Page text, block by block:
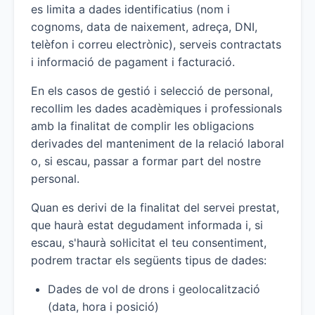
es limita a dades identificatius (nom i
cognoms, data de naixement, adreça, DNI,
telèfon i correu electrònic), serveis contractats
i informació de pagament i facturació.
En els casos de gestió i selecció de personal,
recollim les dades acadèmiques i professionals
amb la finalitat de complir les obligacions
derivades del manteniment de la relació laboral
o, si escau, passar a formar part del nostre
personal.
Quan es derivi de la finalitat del servei prestat,
que haurà estat degudament informada i, si
escau, s'haurà sol·licitat el teu consentiment,
podrem tractar els següents tipus de dades:
Dades de vol de drons i geolocalització
(data, hora i posició)